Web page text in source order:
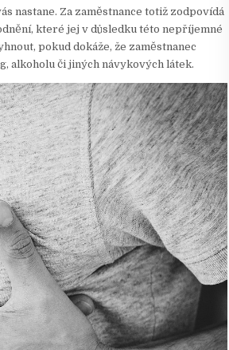
nastane. Za zaměstnance totiž zodpovídá
které jej v důsledku této nepříjemné
pokud dokáže, že zaměstnanec
alkoholu či jiných návykových látek.